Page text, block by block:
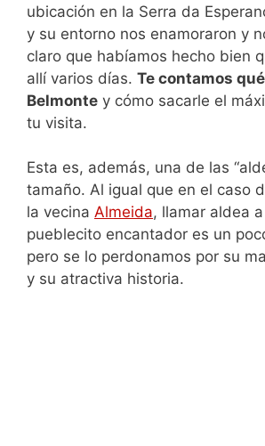
ubicación en la Serra da
y su entorno nos enamoraron y
claro que habíamos hecho bien
allí varios días. Te contamos
Belmonte y cómo sacarle el
tu visita.
Esta es, además, una de las
tamaño. Al igual que en el caso
la vecina Almeida, llamar aldea
pueblecito encantador es un
pero se lo perdonamos por su
y su atractiva historia.